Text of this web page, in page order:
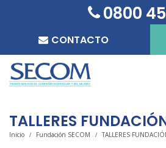
0800
CONTACTO
TALLERES
Inicio / Fundación SECOM / TALLERES